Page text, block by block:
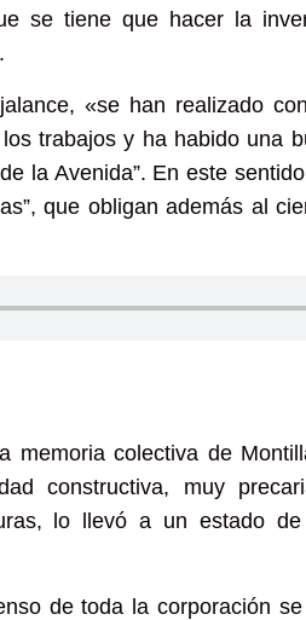
se tiene que hacer la
«se han realizado
trabajos y ha habido una
la Avenida”. En este
que obligan además al
memoria colectiva de
constructiva, muy
lo llevó a un estado
de toda la corporación